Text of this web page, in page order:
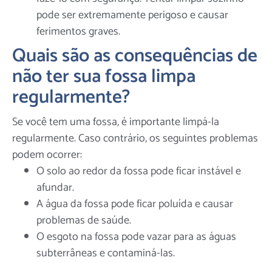
pode ser extremamente perigoso e causar
ferimentos graves.
Quais são as consequências de
não ter sua fossa limpa
regularmente?
Se você tem uma fossa, é importante limpá-la
regularmente. Caso contrário, os seguintes problemas
podem ocorrer:
O solo ao redor da fossa pode ficar instável e
afundar.
A água da fossa pode ficar poluída e causar
problemas de saúde.
O esgoto na fossa pode vazar para as águas
subterrâneas e contaminá-las.